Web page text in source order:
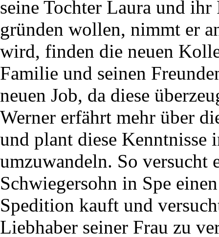
seine Tochter Laura und
gründen wollen, nimmt er
wird, finden die neuen
Familie und seinen
neuen Job, da diese
Werner erfährt mehr über
und plant diese Kenntnisse
umzuwandeln. So versucht
Schwiegersohn in Spe
Spedition kauft und
Liebhaber seiner Frau zu